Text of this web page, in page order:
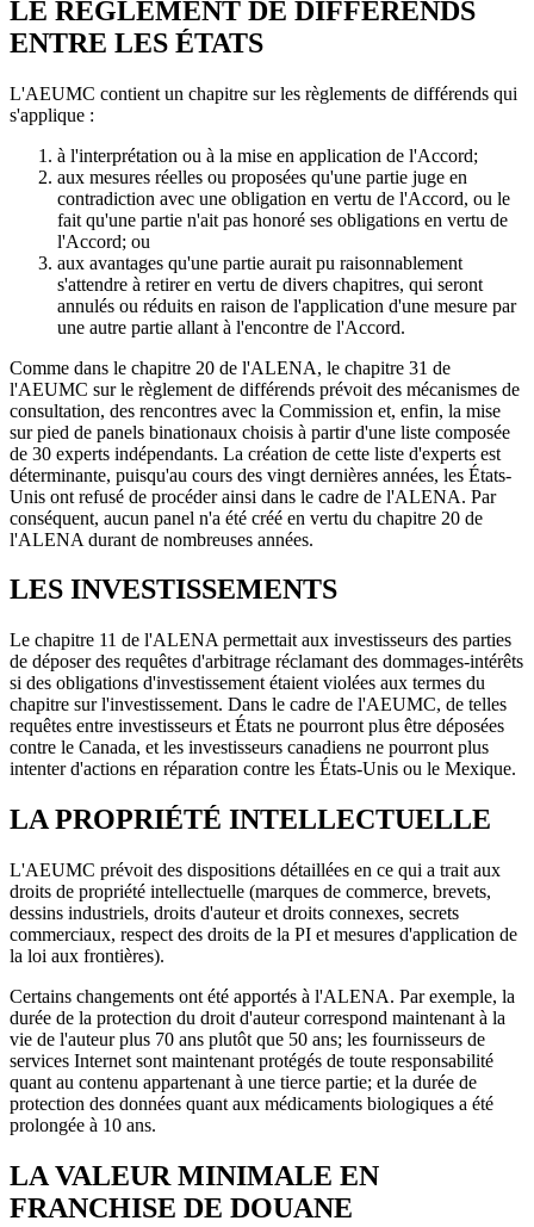
LE RÈGLEMENT DE DIFFÉRENDS
ENTRE LES ÉTATS
L'AEUMC contient un chapitre sur les règlements de différends qui
s'applique :
à l'interprétation ou à la mise en application de l'Accord;
aux mesures réelles ou proposées qu'une partie juge en
contradiction avec une obligation en vertu de l'Accord, ou le
fait qu'une partie n'ait pas honoré ses obligations en vertu de
l'Accord; ou
aux avantages qu'une partie aurait pu raisonnablement
s'attendre à retirer en vertu de divers chapitres, qui seront
annulés ou réduits en raison de l'application d'une mesure par
une autre partie allant à l'encontre de l'Accord.
Comme dans le chapitre 20 de l'ALENA, le chapitre 31 de
l'AEUMC sur le règlement de différends prévoit des mécanismes de
consultation, des rencontres avec la Commission et, enfin, la mise
sur pied de panels binationaux choisis à partir d'une liste composée
de 30 experts indépendants. La création de cette liste d'experts est
déterminante, puisqu'au cours des vingt dernières années, les États-
Unis ont refusé de procéder ainsi dans le cadre de l'ALENA. Par
conséquent, aucun panel n'a été créé en vertu du chapitre 20 de
l'ALENA durant de nombreuses années.
LES INVESTISSEMENTS
Le chapitre 11 de l'ALENA permettait aux investisseurs des parties
de déposer des requêtes d'arbitrage réclamant des dommages-intérêts
si des obligations d'investissement étaient violées aux termes du
chapitre sur l'investissement. Dans le cadre de l'AEUMC, de telles
requêtes entre investisseurs et États ne pourront plus être déposées
contre le Canada, et les investisseurs canadiens ne pourront plus
intenter d'actions en réparation contre les États-Unis ou le Mexique.
LA PROPRIÉTÉ INTELLECTUELLE
L'AEUMC prévoit des dispositions détaillées en ce qui a trait aux
droits de propriété intellectuelle (marques de commerce, brevets,
dessins industriels, droits d'auteur et droits connexes, secrets
commerciaux, respect des droits de la PI et mesures d'application de
la loi aux frontières).
Certains changements ont été apportés à l'ALENA. Par exemple, la
durée de la protection du droit d'auteur correspond maintenant à la
vie de l'auteur plus 70 ans plutôt que 50 ans; les fournisseurs de
services Internet sont maintenant protégés de toute responsabilité
quant au contenu appartenant à une tierce partie; et la durée de
protection des données quant aux médicaments biologiques a été
prolongée à 10 ans.
LA VALEUR MINIMALE EN
FRANCHISE DE DOUANE